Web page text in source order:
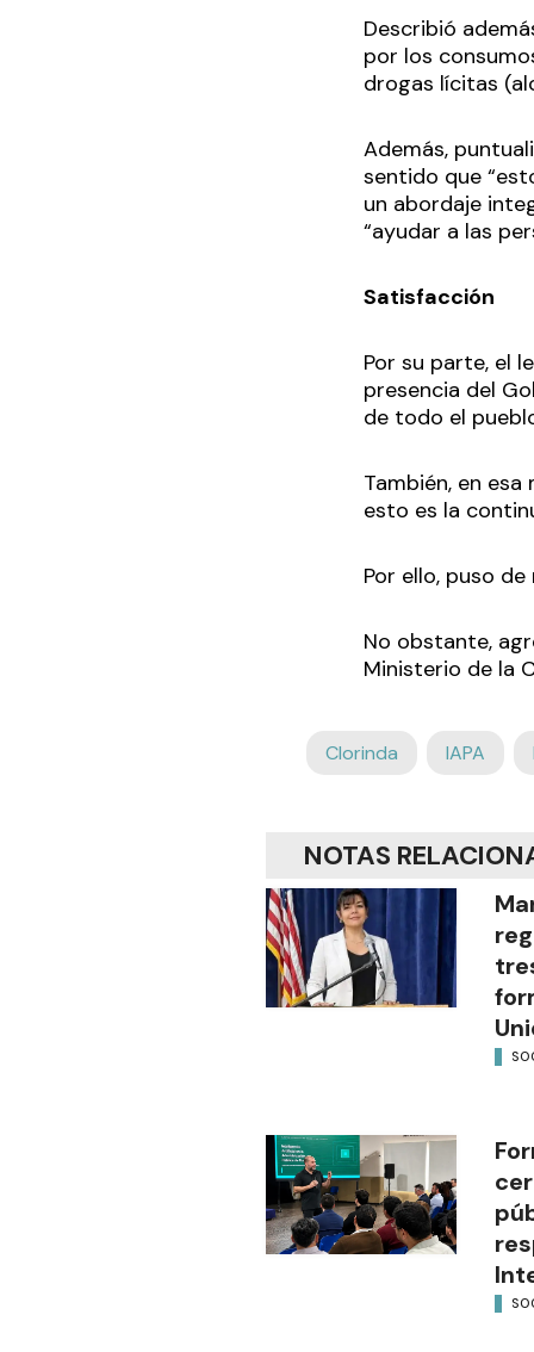
Describió
por los
drogas lícitas
Además,
sentido que
un abordaje
“ayudar a las
Satisfacción
Por su parte, el
presencia del
de todo el
También, en
esto es la
Por ello, puso
No obstante,
Ministerio de la
Clorinda IAPA
NOTAS